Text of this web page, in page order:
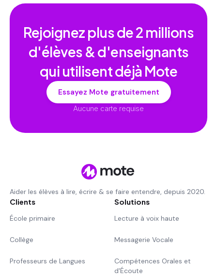
Rejoignez plus de2 millions
d'élèves & d'enseignants
qui utilisent déjà Mote
Essayez Mote gratuitement
Aucune carte requise
Aider les élèves à lire, écrire & se faire entendre, depuis 2020.
Clients
École primaire
Collège
Professeurs de Langues
Solutions
Lecture à voix haute
Messagerie Vocale
Compétences Orales et
d'Écoute